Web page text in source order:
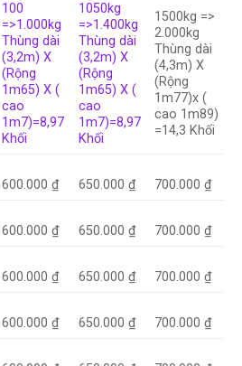
100
=>1.000kg
Thùng dài
(3,2m) X
(Rộng
1m65) X (
cao
1m7)=8,97
Khối
1050kg
=>1.400kg
Thùng dài
(3,2m) X
(Rộng
1m65) X (
cao
1m7)=8,97
Khối
1500kg =>
2.000kg
Thùng dài
(4,3m) X
(Rộng
1m77)x (
cao 1m89)
=14,3 Khối
600.000 ₫ 650.000 ₫ 700.000 ₫
600.000 ₫ 650.000 ₫ 700.000 ₫
600.000 ₫ 650.000 ₫ 700.000 ₫
600.000 ₫ 650.000 ₫ 700.000 ₫